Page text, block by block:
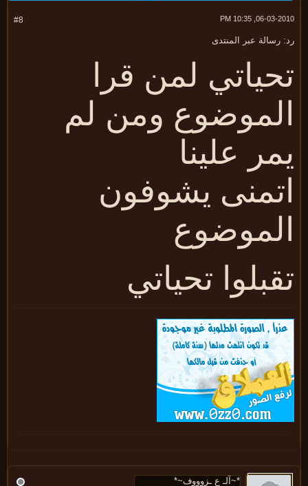
06-03-2010,
رسالة عبر المنتدى
لمن قرا
ومن لم
علينا
يشوفون
تحياتي